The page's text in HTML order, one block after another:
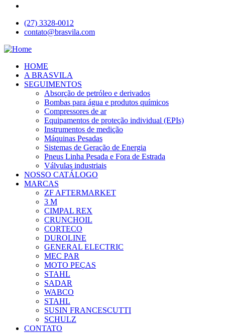
(27) 3328-0012
contato@brasvila.com
HOME
A BRASVILA
SEGUIMENTOS
Absorção de petróleo e derivados
Bombas para água e produtos químicos
Compressores de ar
Equipamentos de proteção individual (EPIs)
Instrumentos de medição
Máquinas Pesadas
Sistemas de Geração de Energia
Pneus Linha Pesada e Fora de Estrada
Válvulas industriais
NOSSO CATÁLOGO
MARCAS
ZF AFTERMARKET
3 M
CIMPAL REX
CRUNCHOIL
CORTECO
DUROLINE
GENERAL ELECTRIC
MEC PAR
MOTO PEÇAS
STAHL
SADAR
WABCO
STAHL
SUSIN FRANCESCUTTI
SCHULZ
CONTATO